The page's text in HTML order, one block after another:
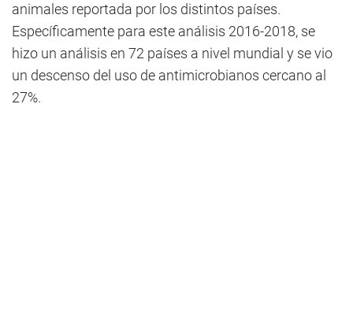
animales reportada por los distintos países.
Específicamente para este análisis 2016-2018, se
hizo un análisis en 72 países a nivel mundial y se vio
un descenso del uso de antimicrobianos cercano al
27%.